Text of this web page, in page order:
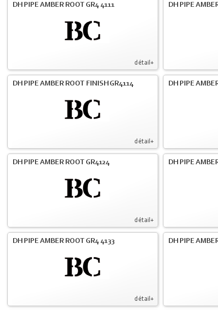
détail+
DH PIPE AMBER ROOT GR4 4111 DH PIPE
détail+
DH PIPE AMBER ROOT FINISH GR4114 DH PIPE
détail+
DH PIPE AMBER ROOT GR4124 DH PIPE
détail+
DH PIPE AMBER ROOT GR4 4133 DH PIPE